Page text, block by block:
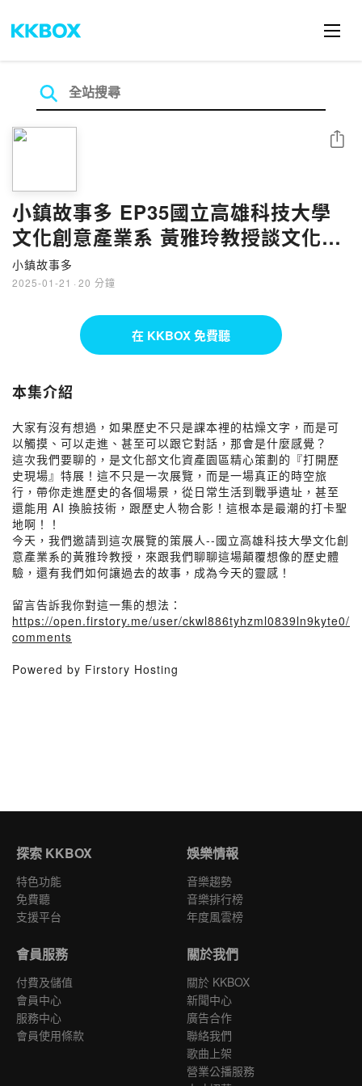
小鎮故事多 EP35國立高雄科技大學
文化創意產業系 黃雅玲教授談文化部
文化資產園區『打開歷史現場』特
展！
小鎮故事多
2025-01-21 · 20 分鐘
分享
在 KKBOX 免費聽
本集介紹
大家有沒有想過，如果歷史不只是課本裡的枯燥文字，而是可
以觸摸、可以走進、甚至可以跟它對話，那會是什麼感覺？
這次我們要聊的，是文化部文化資產園區精心策劃的『打開歷
史現場』特展！這不只是一次展覽，而是一場真正的時空旅
行，帶你走進歷史的各個場景，從日常生活到戰爭遺址，甚至
還能用 AI 換臉技術，跟歷史人物合影！這根本是最潮的打卡聖
地啊！！
今天，我們邀請到這次展覽的策展人--國立高雄科技大學文化創
意產業系的黃雅玲教授，來跟我們聊聊這場顛覆想像的歷史體
驗，還有我們如何讓過去的故事，成為今天的靈感！
留言告訴我你對這一集的想法：
https://open.firstory.me/user/ckwl886tyhzml0839ln9kyte0/
comments
Powered by Firstory Hosting
探索 KKBOX
特色功能
免費聽
支援平台
娛樂情報
音樂趨勢
音樂排行榜
年度風雲榜
會員服務
付費及儲值
會員中心
服務中心
會員使用條款
關於我們
關於 KKBOX
新聞中心
廣告合作
聯絡我們
歌曲上架
營業公播服務